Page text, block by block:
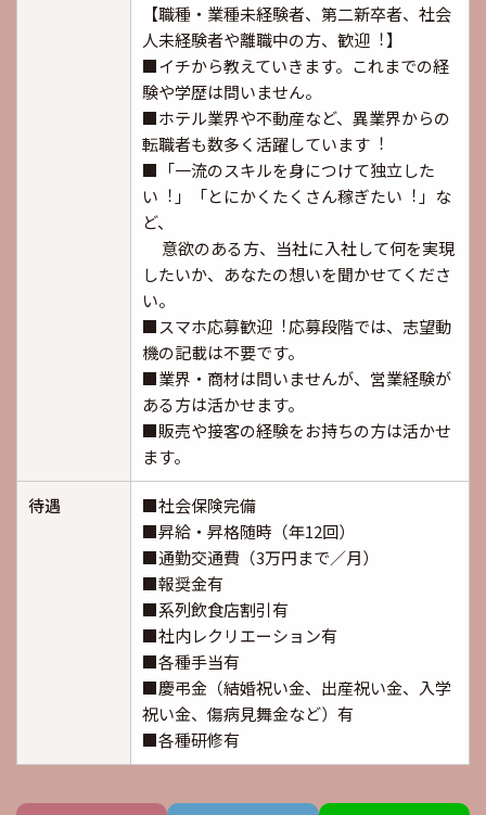
【職種・業種未経験者、第⼆新卒者、社会
⼈未経験者や離職中の⽅、歓迎︕】
■イチから教えていきます。これまでの経
験や学歴は問いません。
■ホテル業界や不動産など、異業界からの
転職者も数多く活躍しています︕
■「⼀流のスキルを⾝につけて独⽴した
い︕」「とにかくたくさん稼ぎたい︕」な
ど、
意欲のある⽅、当社に⼊社して何を実現
したいか、あなたの想いを聞かせてくださ
い。
■スマホ応募歓迎︕応募段階では、志望動
機の記載は不要です。
■業界・商材は問いませんが、営業経験が
ある⽅は活かせます。
■販売や接客の経験をお持ちの⽅は活かせ
ます。
待遇
■社会保険完備
■昇給・昇格随時（年12回）
■通勤交通費（3万円まで／⽉）
■報奨⾦有
■系列飲⾷店割引有
■社内レクリエーション有
■各種⼿当有
■慶弔⾦（結婚祝い⾦、出産祝い⾦、⼊学
祝い⾦、傷病⾒舞⾦など）有
■各種研修有